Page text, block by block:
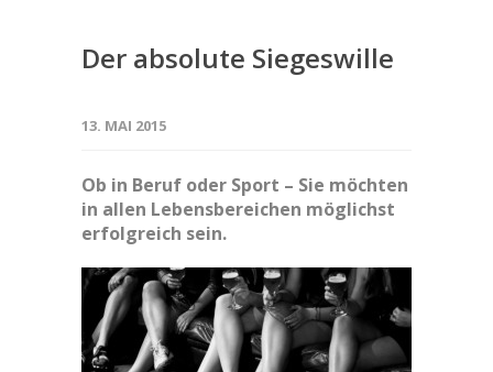
Der absolute Siegeswille
13. MAI 2015
Ob in Beruf oder Sport – Sie möchten
in allen Lebensbereichen möglichst
erfolgreich sein.